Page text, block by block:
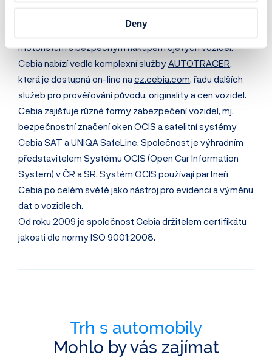
Deny
historie vozidel. Společnost dlouhodobě pomáhá
motoristům s bezpečným nákupem ojetých vozidel.
Cebia nabízí vedle komplexní služby AUTOTRACER
která je dostupná on-line na cz.cebia.com , řadu dalších
služeb pro prověřování původu, originality a cen vozidel.
Cebia zajišťuje různé formy zabezpečení vozidel, mj.
bezpečnostní značení oken OCIS a satelitní systémy
Cebia SAT a UNIQA SafeLine. Společnost je výhradním
představitelem Systému OCIS (Open Car Information
System) v ČR a SR. Systém OCIS používají partneři
Cebia po celém světě jako nástroj pro evidenci a výměnu
dat o vozidlech.
Od roku 2009 je společnost Cebia držitelem certifikátu
jakosti dle normy ISO 9001:2008.
Trh s automobily
Mohlo by vás zajímat